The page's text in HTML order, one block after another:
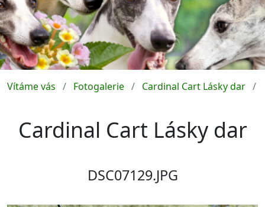
Vítáme vás Fotogalerie Cardinal Cart Lásky dar
Cardinal Cart Lásky dar
DSC07129.JPG